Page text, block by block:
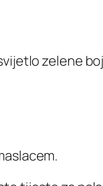
zelene